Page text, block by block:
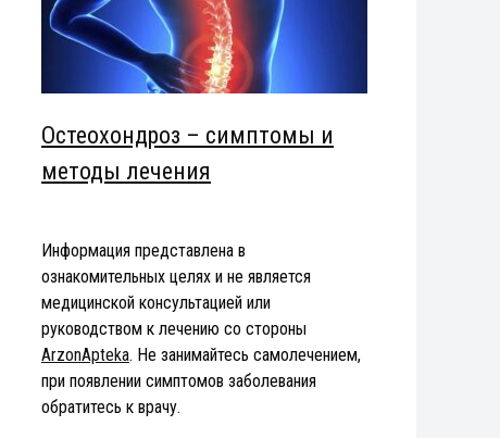
Остеохондроз – симптомы и
методы лечения
Информация представлена в
ознакомительных целях и не является
медицинской консультацией или
руководством к лечению со стороны
ArzonApteka. Не занимайтесь самолечением,
при появлении симптомов заболевания
обратитесь к врачу.